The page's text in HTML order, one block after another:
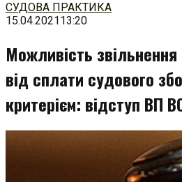
Перейти
до
СУДОВА ПРАКТИКА
15.04.202113:20
Можливість
від сплати судового
критерієм: відступ ВП